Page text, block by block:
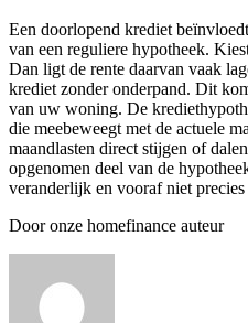
Een doorlopend krediet
van een reguliere hypotheek.
Dan ligt de rente daarvan vaak
krediet zonder onderpand. Dit
van uw woning. De
die meebeweegt met de actuele
maandlasten direct stijgen of
opgenomen deel van de
veranderlijk en vooraf niet
Door onze homefinance auteur